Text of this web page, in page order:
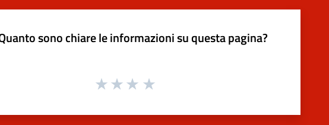
sono chiare le informazioni su questa pagina?